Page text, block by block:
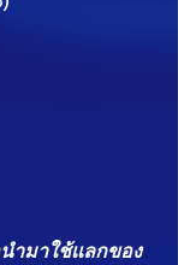
ำมาใช้เเลกของ